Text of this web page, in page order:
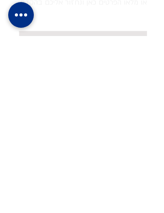
או מלאו הפרטים כאן ונחזור אליכם בהקדם